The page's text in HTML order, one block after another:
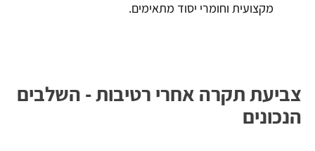
מקצועית וחומרי יסוד מתאימים.
צביעת תקרה אחרי רטיבות - השלבים
הנכונים